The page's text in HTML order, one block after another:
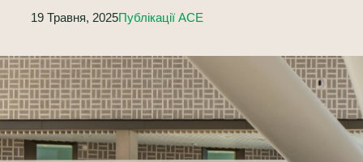
19 Травня, 2025Публікації ACE